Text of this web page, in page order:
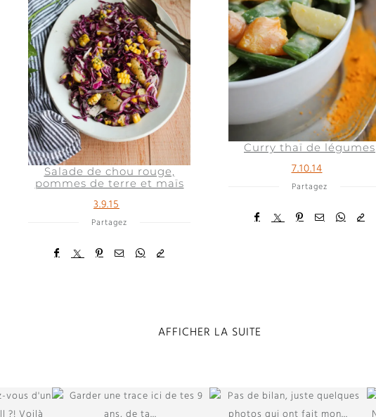
Salade de chou rouge,
pommes de terre et maïs
3.9.15
Partagez
Curry thaï de légumes
7.10.14
Partagez
AFFICHER LA SUITE